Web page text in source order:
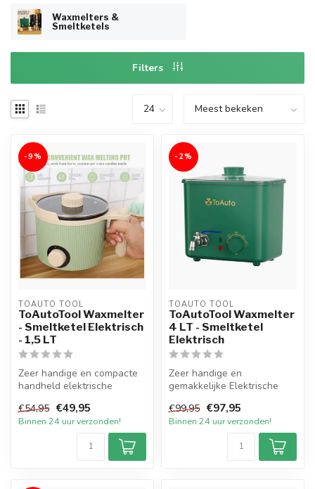
Waxmelters &
Smeltketels
Filters
-9%
TOAUTO TOOL
ToAutoTool Waxmelter
- Smeltketel Elektrisch
- 1,5 LT
Zeer handige en compacte
handheld elektrische
schenktuit me...
€54,95 €49,95
Binnen 24 uur verzonden!
-2%
TOAUTO TOOL
ToAutoTool Waxmelter
4 LT - Smeltketel
Elektrisch
Zeer handige en
gemakkelijke Elektrische
van 4 liter v...
€99,95 €97,95
Binnen 24 uur verzonden!